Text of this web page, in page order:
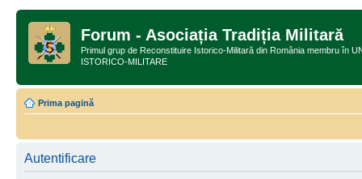
Forum - Asociația Tradiția Militară
Primul grup de Reconstituire Istorico-Militară din România membru în
ISTORICO-MILITARE
Prima pagină
Autentificare